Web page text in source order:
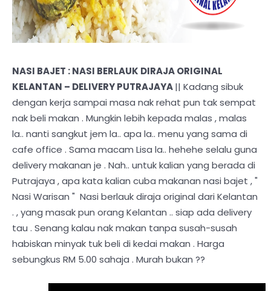
NASI BAJET : NASI BERLAUK DIRAJA ORIGINAL
KELANTAN – DELIVERY PUTRAJAYA|| Kadang sibuk
dengan kerja sampai masa nak rehat pun tak sempat
nak beli makan . Mungkin lebih kepada malas , malas
la.. nanti sangkut jem la.. apa la.. menu yang sama di
cafe office . Sama macam Lisa la.. hehehe selalu guna
delivery makanan je . Nah.. untuk kalian yang berada di
Putrajaya , apa kata kalian cuba makanan nasi bajet , "
Nasi Warisan " Nasi berlauk diraja original dari Kelantan
. , yang masak pun orang Kelantan .. siap ada delivery
tau . Senang kalau nak makan tanpa susah-susah
habiskan minyak tuk beli di kedai makan . Harga
sebungkus RM 5.00 sahaja . Murah bukan ??